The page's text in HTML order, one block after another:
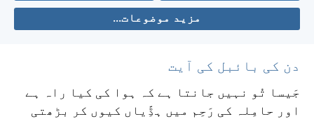
مزید موضوعات...
دن کی بائبل کی آیت
جَیسا تُو نہیں جانتا ہے کہ ہوا کی کیا راہ ہے
اور حامِلہ کی رَحِم میں ہڈِّیاں کیوں کر بڑھتی